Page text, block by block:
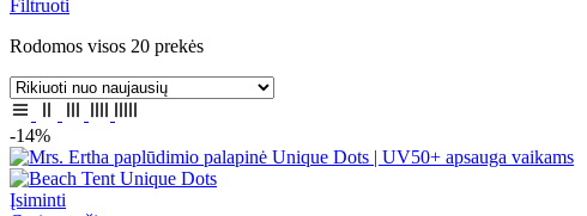
Filtruoti
Rodomos visos 20 prekėsSorted
-14%
Įsiminti